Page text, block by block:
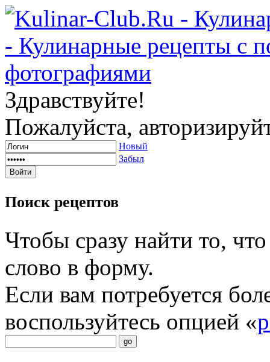
Здравствуйте!
Пожалуйста,
Новый
Забыл
Поиск рецептов
Чтобы сразу найти то,
слово в форму.
Если вам потребуется
воспользуйтесь опцией «